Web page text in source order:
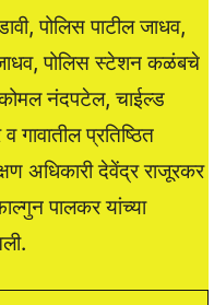
पोलिस पाटील जाधव,
पोलिस स्टेशन कळंबचे
नंदपटेल, चाईल्ड
प्रतिष्ठित
अधिकारी देवेंद्र राजूरकर
पालकर यांच्या